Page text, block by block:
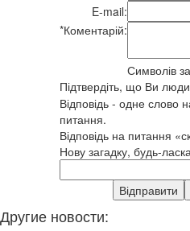
E-mail:
*Коментарій:
Символів
Підтвердіть, що Ви
Відповідь - одне слово
питання.
Відповідь на питання
Нову загадку, будь-ласка
Другие новости: